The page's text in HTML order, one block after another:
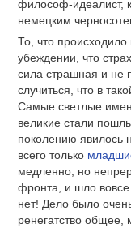
философ-идеалист,
немецким
То, что
убеждении, что
сила страшная и не
случиться, что в
Самые светлые
великие стали
поколению явилось
всего только
медленно, но
фронта, и шло
нет! Дело было
ренегатство общее,